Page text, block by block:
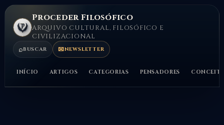
Proceder Filosófico
ARQUIVO CULTURAL, FILOSÓFICO E
CIVILIZACIONAL
⌕BUSCAR ✉NEWSLETTER
INÍCIO ARTIGOS CATEGORIAS PENSADORES